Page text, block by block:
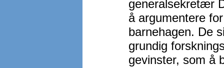
generalsekretær
å argumentere
barnehagen. De
grundig
gevinster, som å